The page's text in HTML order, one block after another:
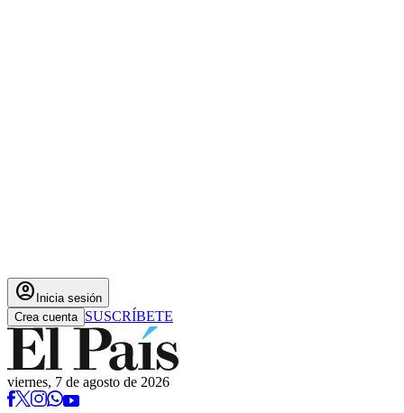
account_circle Inicia sesión
Crea cuenta SUSCRÍBETE
viernes, 7 de agosto de 2026